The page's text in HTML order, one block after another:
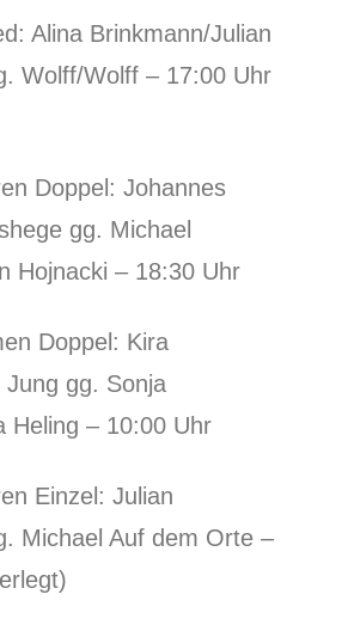
Alina Brinkmann/Julian
Wolff/Wolff – 17:00 Uhr
Doppel: Johannes
gg. Michael
Hojnacki – 18:30 Uhr
Doppel: Kira
gg. Sonja
Heling – 10:00 Uhr
Einzel: Julian
Michael Auf dem Orte –